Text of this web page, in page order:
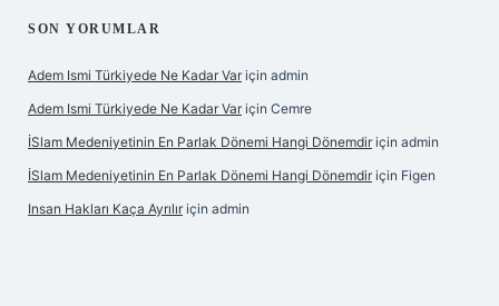
SON YORUMLAR
Adem Ismi Türkiyede Ne Kadar Var için admin
Adem Ismi Türkiyede Ne Kadar Var için Cemre
İSlam Medeniyetinin En Parlak Dönemi Hangi Dönemdir için admin
İSlam Medeniyetinin En Parlak Dönemi Hangi Dönemdir için Figen
Insan Hakları Kaça Ayrılır için admin